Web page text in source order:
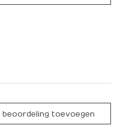
beoordeling toevoegen